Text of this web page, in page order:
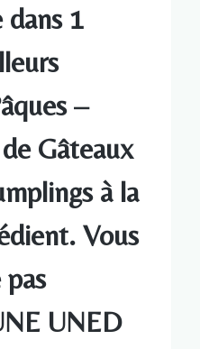
dans 1
–
Gâteaux
à la
Vous
UNED